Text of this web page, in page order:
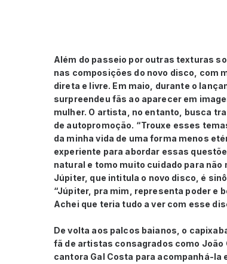
Além do passeio por outras texturas
nas composições do novo disco, com
direta e livre. Em maio, durante o
surpreendeu fãs ao aparecer em
mulher. O artista, no entanto, busca
de autopromoção. “Trouxe esses
da minha vida de uma forma menos
experiente para abordar essas
natural e tomo muito cuidado para não
Júpiter, que intitula o novo disco, é
“Júpiter, pra mim, representa poder e
Achei que teria tudo a ver com esse
De volta aos palcos baianos, o
fã de artistas consagrados como João
cantora Gal Costa para acompanhá-la